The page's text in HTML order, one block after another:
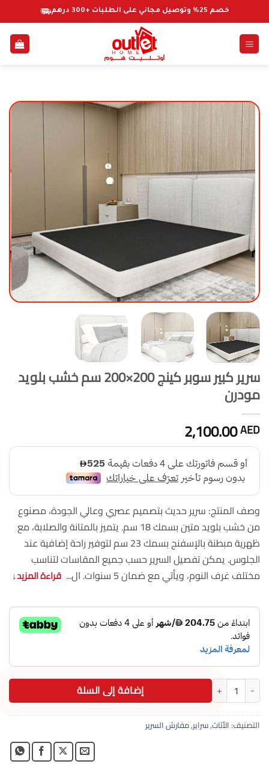
للمحتوى
خصم 25% وتوصيل مجاني على الطلبات +300 درهم
سرير كبير سوبر كينج 200×200 سم خشب بلويد
مودرن
2,100.00AED
وصف المنتج: سرير حديث بتصميم عصري وعالي الجودة، مصنوع
من خشب بلويد متين بسمك 18 سم. يتميز بالمتانة والصلابة، مع
ظهرية مبطنة بالإسفنج بسمك 23 سم لتوفير راحة إضافية عند
الجلوس. يمكن تفصيل السرير حسب جميع المقاسات لتناسب
مختلف غرف النوم، ويأتي مع ضمان 5 سنوات. ال...
قراءة المزيد↓
كمية سرير كبير سوبر كينج 200×200 سم خشب بلويد مودرن إضافة إلى السلة
التصنيف: الأثاث,سراير,مفارش السرير